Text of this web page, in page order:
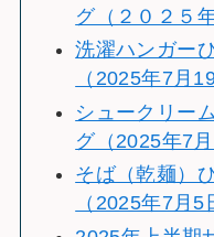
グ（２０２５
洗濯ハンガー
（2025年7月
シュークリー
グ（2025年7月
そば（乾麺）
（2025年7月5